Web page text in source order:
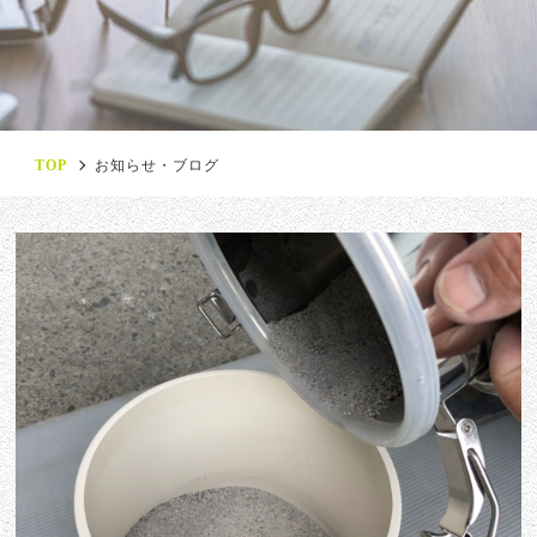
TOP お知らせ・ブログ